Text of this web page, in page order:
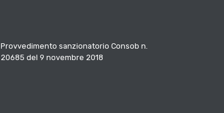
Provvedimento sanzionatorio Consob n.
20685 del 9 novembre 2018